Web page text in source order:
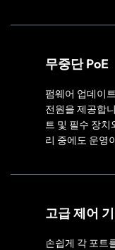
무중단 PoE
펌웨어 업데이
전원을 제공합
트 및 필수 장
리 중에도 운영
고급 제어
손쉽게 각 포트